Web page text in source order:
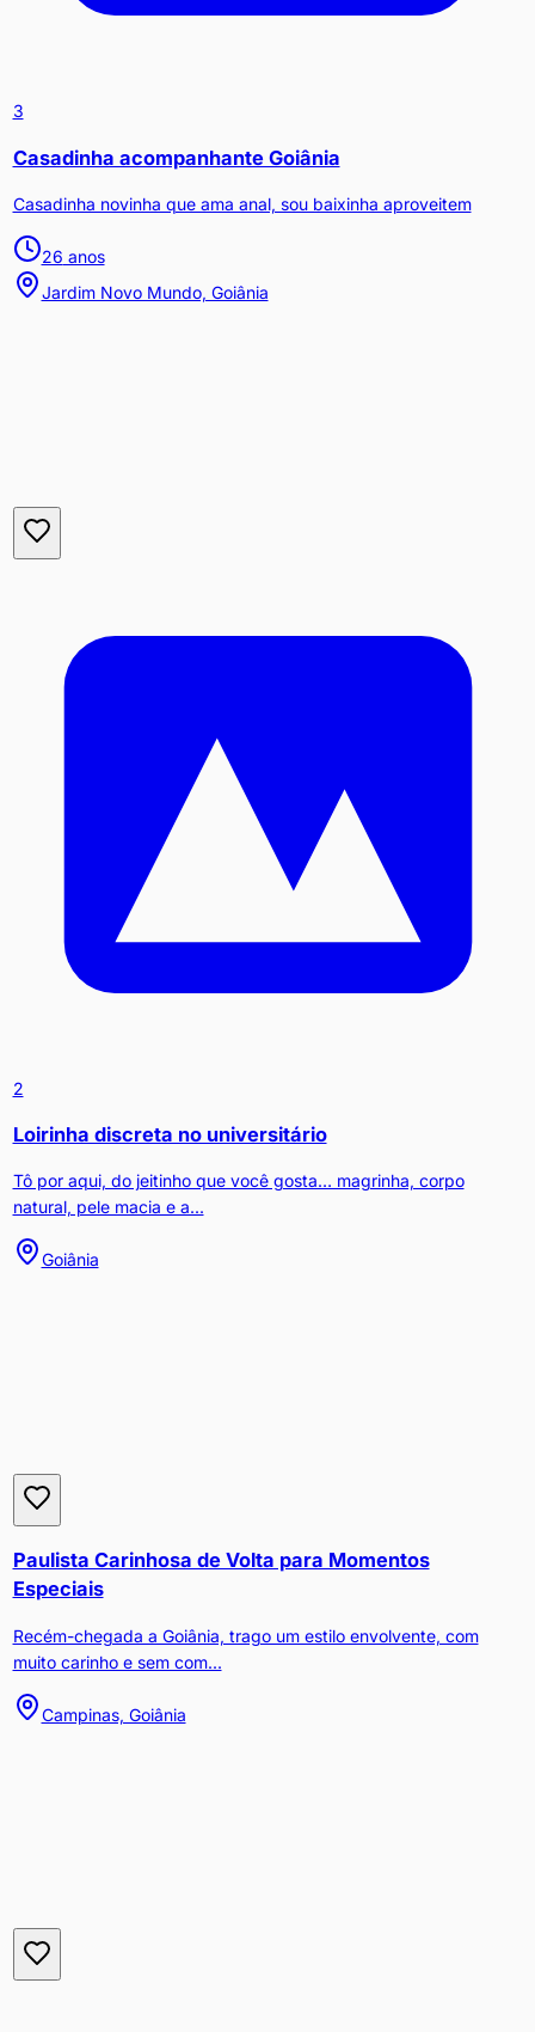
3
Casadinha acompanhante Goiânia
Casadinha novinha que ama anal, sou baixinha aproveitem
26 anos
Jardim Novo Mundo, Goiânia
2
Loirinha discreta no universitário
Tô por aqui, do jeitinho que você gosta… magrinha, corpo
natural, pele macia e a...
Goiânia
Paulista Carinhosa de Volta para Momentos
Especiais
Recém-chegada a Goiânia, trago um estilo envolvente, com
muito carinho e sem com...
Campinas, Goiânia